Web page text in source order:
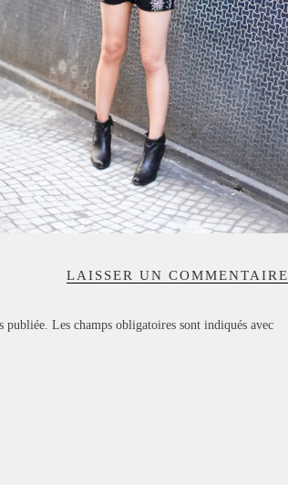
LAISSER UN COMMENTAIRE
publiée. Les champs obligatoires sont indiqués avec